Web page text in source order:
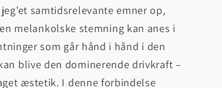
samtidsrelevante emner op,
melankolske stemning kan anes i
som går hånd i hånd i den
blive den dominerende drivkraft –
æstetik. I denne forbindelse